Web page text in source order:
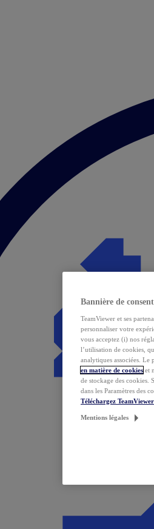
Bannière de
TeamViewer et ses
personnaliser votre
vous acceptez (i) nos
l’utilisation de cookies,
analytiques associées. Le
en matière de cookies et
de stockage des cookies.
dans les Paramètres des
Téléchargez TeamViewer
Mentions légales